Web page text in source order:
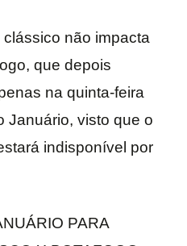
não impacta
que depois
na quinta-feira
Januário, visto que o
indisponível por
PARA